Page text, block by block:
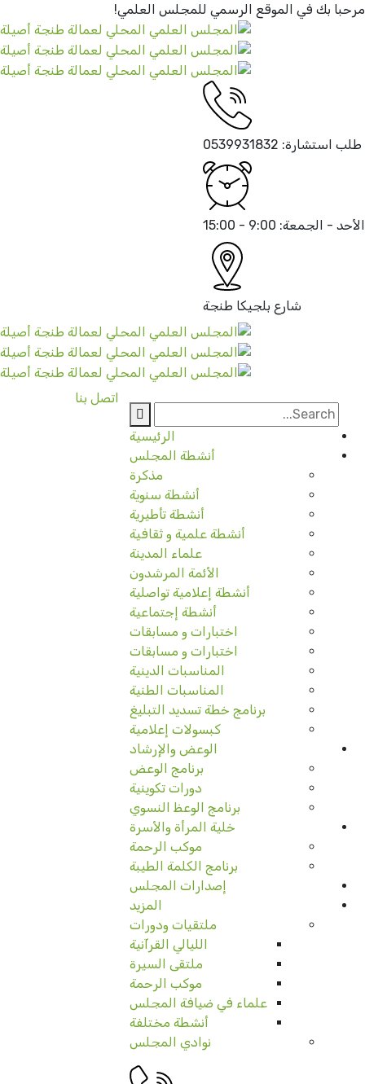
بك في الموقع الرسميللمجلس العلمي!
استشارة: 0539931832
- الجمعة: 9:00 - 15:00
شارع بلجيكا طنجة
الرئيسية
أنشطة المجلس
مذكرة
أنشطة سنوية
أنشطة تأطيرية
أنشطة علمية و ثقافية
علماء المدينة
الأئمة المرشدون
أنشطة إعلامية تواصلية
أنشطة إجتماعية
اختبارات و مسابقات
اختبارات و مسابقات
المناسبات الدينية
المناسبات الطنية
برنامج خطة تسديد التبليغ
كبسولات إعلامية
الوعض والإرشاد
برنامج الوعض
دورات تكوينية
برنامج الوعظ النسوي
خلية المرأة والأسرة
موكب الرحمة
برنامج الكلمة الطيبة
إصدارات المجلس
المزيد
ملتقيات ودورات
الليالي القرآنية
ملتقى السيرة
موكب الرحمة
علماء في ضيافة المجلس
أنشطة مختلفة
نوادي المجلس
اتصل بنا